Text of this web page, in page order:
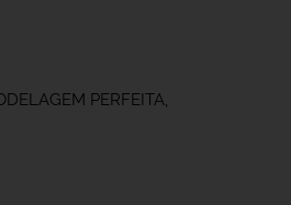
PERFEITA,